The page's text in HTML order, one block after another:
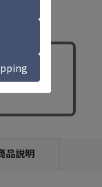
ださい。
品説明